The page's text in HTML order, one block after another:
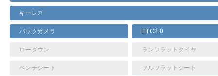
キーレス
バックカメラ ETC2.0
ローダウン ランフラットタイヤ
ベンチシート フルフラットシート